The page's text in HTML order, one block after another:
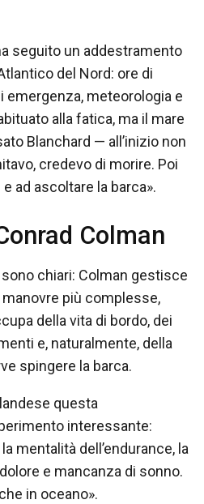
seguito un addestramento
del Nord: ore di
emergenza, meteorologia e
alla fatica, ma il mare
Blanchard — all’inizio non
credevo di morire. Poi
ad ascoltare la barca».
Colman
chiari: Colman gestisce
manovre più complesse,
della vita di bordo, dei
e, naturalmente, della
spingere la barca.
questa
interessante:
mentalità dell’endurance, la
e mancanza di sonno.
in oceano».